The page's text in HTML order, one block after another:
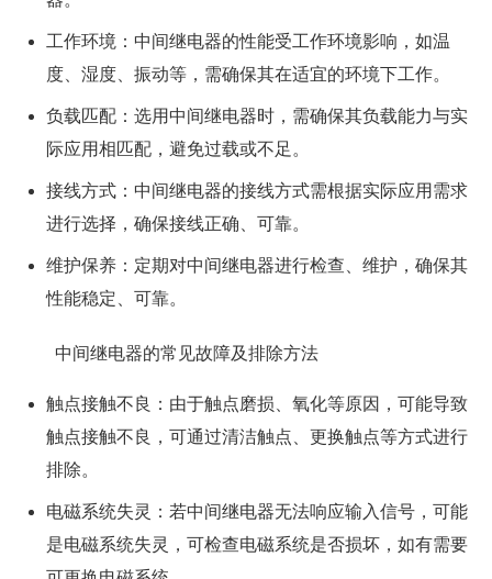
工作环境：中间继电器的性能受工作环境影响，如温
度、湿度、振动等，需确保其在适宜的环境下工作。
负载匹配：选用中间继电器时，需确保其负载能力与实
际应用相匹配，避免过载或不足。
接线方式：中间继电器的接线方式需根据实际应用需求
进行选择，确保接线正确、可靠。
维护保养：定期对中间继电器进行检查、维护，确保其
性能稳定、可靠。
中间继电器的常见故障及排除方法
触点接触不良：由于触点磨损、氧化等原因，可能导致
触点接触不良，可通过清洁触点、更换触点等方式进行
排除。
电磁系统失灵：若中间继电器无法响应输入信号，可能
是电磁系统失灵，可检查电磁系统是否损坏，如有需要